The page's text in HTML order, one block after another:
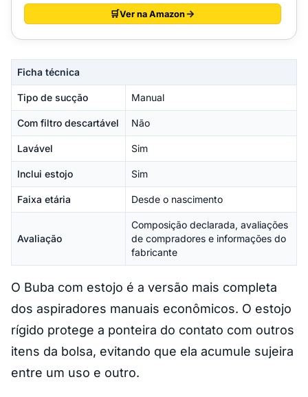
Ver na Amazon
Ficha técnica
Tipo de sucção Manual
Com filtro descartável Não
Lavável Sim
Inclui estojo Sim
Faixa etária Desde o nascimento
Avaliação
Composição declarada, avaliações
de compradores e informações do
fabricante
O Buba com estojo é a versão mais completa
dos aspiradores manuais econômicos. O estojo
rígido protege a ponteira do contato com outros
itens da bolsa, evitando que ela acumule sujeira
entre um uso e outro.